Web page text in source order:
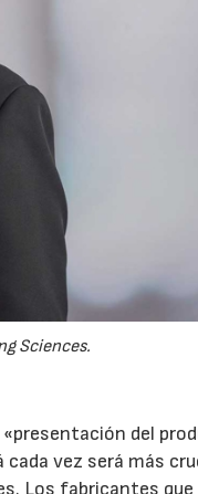
Sciences.
del
vez será más
Los fabricantes que